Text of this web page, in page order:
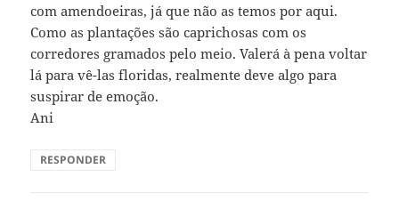
com amendoeiras, já que não as temos por aqui.
Como as plantações são caprichosas com os
corredores gramados pelo meio. Valerá à pena voltar
lá para vê-las floridas, realmente deve algo para
suspirar de emoção.
Ani
RESPONDER